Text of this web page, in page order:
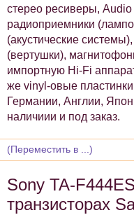
стерео ресиверы,
радиоприемники
(акустические
(вертушки),
импортную Hi-Fi
же vinyl-овые
Германии, Англии,
наличиии и под заказ.
Sony TA-
транзисторах